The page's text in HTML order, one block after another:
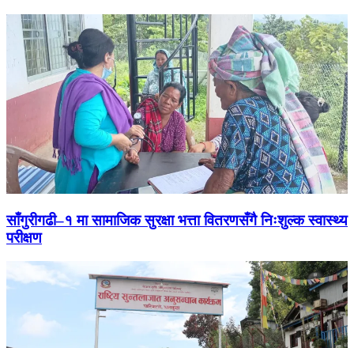
साँगुरीगढी–१ मा सामाजिक सुरक्षा भत्ता वितरणसँगै निःशुल्क स्वास्थ्य
परीक्षण